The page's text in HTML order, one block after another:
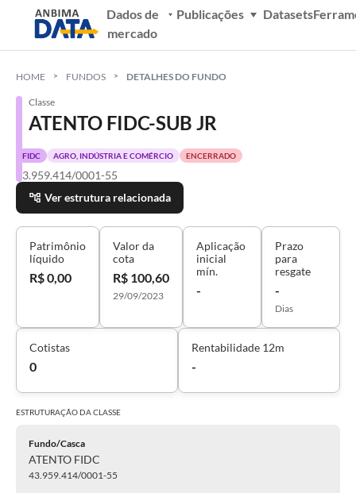
Dados de
mercado
Publicações Datasets
HOME FUNDOS DETALHES DO FUNDO
Classe
ATENTO FIDC-SUB JR
FIDC AGRO, INDÚSTRIA E COMÉRCIO ENCERRADO
43.959.414/0001-55
Ver estrutura relacionada
Patrimônio
líquido
R$ 0,00
Valor da
cota
R$ 100,60
29/09/2023
Aplicação
inicial
mín.
-
Prazo
para
resgate
-
Dias
Cotistas
0
Rentabilidade 12m
-
ESTRUTURAÇÃO DACLASSE
Fundo/Casca
ATENTO FIDC
43.959.414/0001-55